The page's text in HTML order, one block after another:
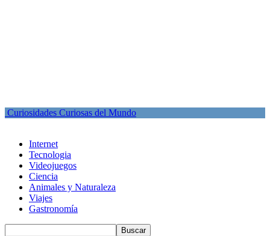
Curiosidades Curiosas del Mundo
Internet
Tecnologia
Videojuegos
Ciencia
Animales y Naturaleza
Viajes
Gastronomía